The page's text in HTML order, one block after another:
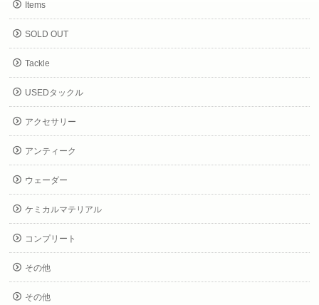
Items
SOLD OUT
Tackle
USEDタックル
アクセサリー
アンティーク
ウェーダー
ケミカルマテリアル
コンプリート
その他
その他